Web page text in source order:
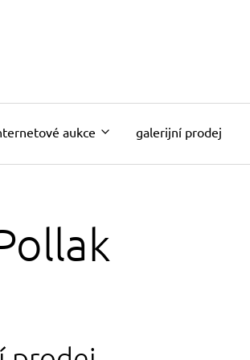
aukce galerijní prodej